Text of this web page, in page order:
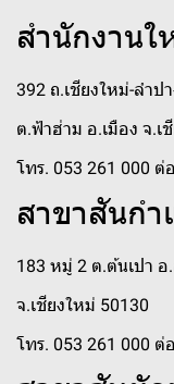
สำนักงาน
392 ถ.เชียงใหม่-ลำป
ต.ฟ้าฮ่าม อ.เมือง จ.เ
โทร. 053 261 000 ต่
สาขาสันก
183 หมู่ 2 ต.ต้นเปา
จ.เชียงใหม่ 50130
โทร. 053 261 000 ต่